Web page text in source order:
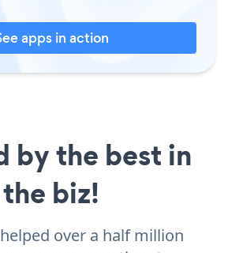
apps in action
by the best in
the biz!
helped over a half million